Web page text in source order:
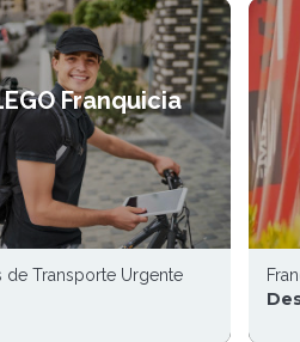
Franquicia
de Transporte Urgente